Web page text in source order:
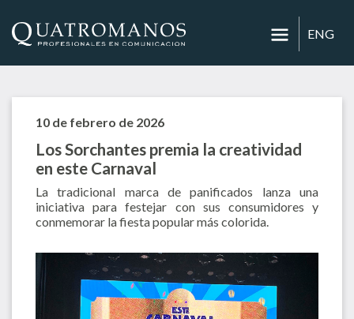
ENG
10 de febrero de 2026
Los Sorchantes premia la creatividad
en este Carnaval
La tradicional marca de panificados lanza una
iniciativa para festejar con sus consumidores y
conmemorar la fiesta popular más colorida.